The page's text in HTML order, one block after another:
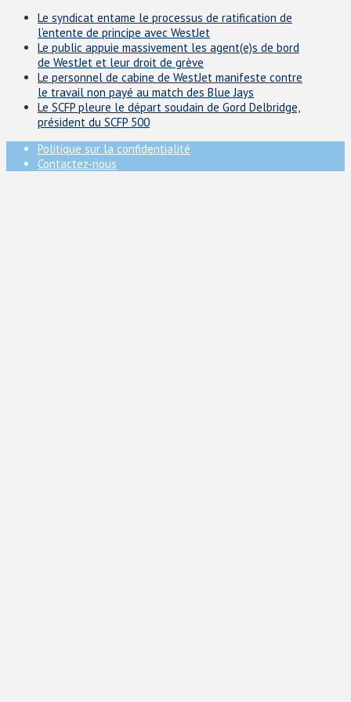
Le syndicat entame le processus de ratification de
l’entente de principe avec WestJet
Le public appuie massivement les agent(e)s de bord
de WestJet et leur droit de grève
Le personnel de cabine de WestJet manifeste contre
le travail non payé au match des Blue Jays
Le SCFP pleure le départ soudain de Gord Delbridge,
président du SCFP 500
Politique sur la confidentialité
Contactez-nous